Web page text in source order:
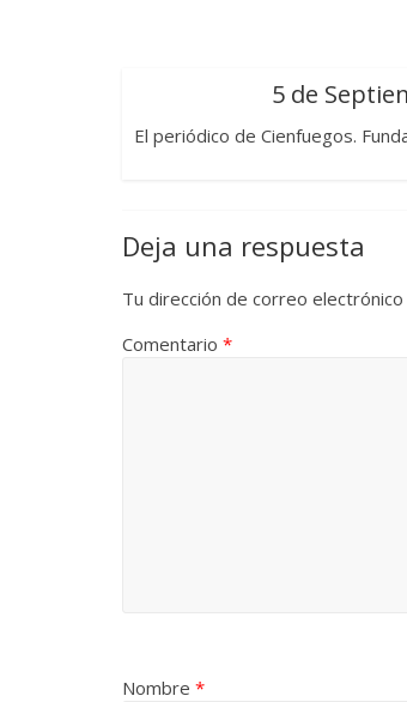
5 de
El periódico de Cienfuegos.
Deja una respuesta
Tu dirección de correo electrónico
Comentario *
Nombre *